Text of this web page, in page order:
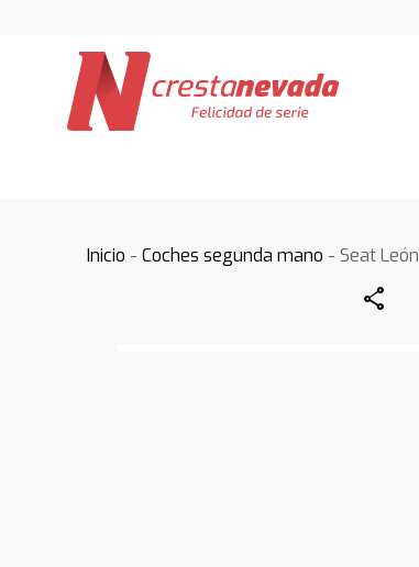
Inicio -Coches segunda mano - Seat León
Share